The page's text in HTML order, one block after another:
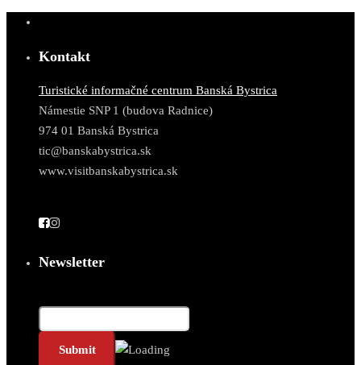
Kontakt
Turistické informačné centrum Banská Bystrica
Námestie SNP 1 (budova Radnice)
974 01 Banská Bystrica
tic@banskabystrica.sk
www.visitbanskabystrica.sk
Newsletter